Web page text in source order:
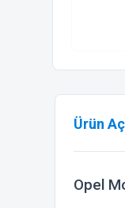
Ürün
Opel